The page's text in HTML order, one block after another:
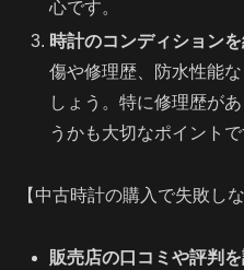
心です。
時計のコンディション
傷や修理歴、防水性能
しょう。特に修理歴が
うかも大切なポイントで
【中古時計の購入で失敗し
販売店の口コミや評判